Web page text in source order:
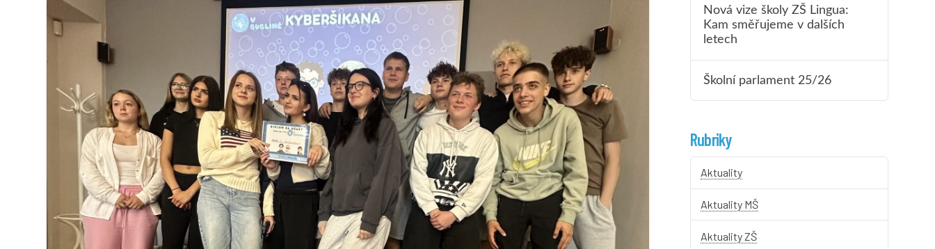
Nová vize školy ZŠ Lingua:
Kam směřujeme v dalších
letech
Školní parlament 25/26
Rubriky
Aktuality
Aktuality MŠ
Aktuality ZŠ